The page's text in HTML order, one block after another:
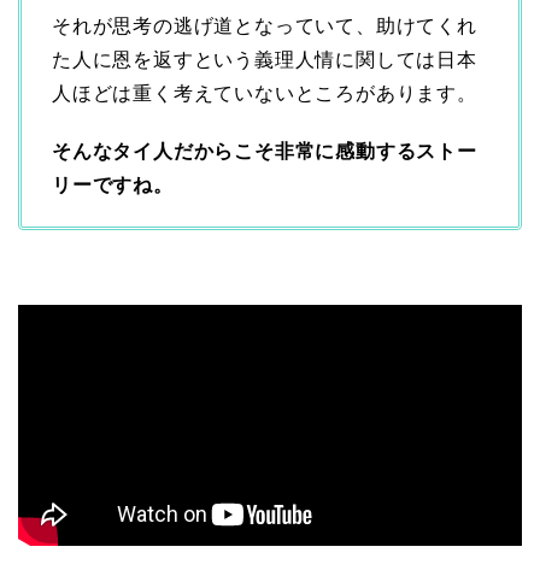
それが思考の逃げ道となっていて、助けてくれ
た人に恩を返すという義理人情に関しては日本
人ほどは重く考えていないところがあります。
そんなタイ人だからこそ非常に感動するストー
リーですね。